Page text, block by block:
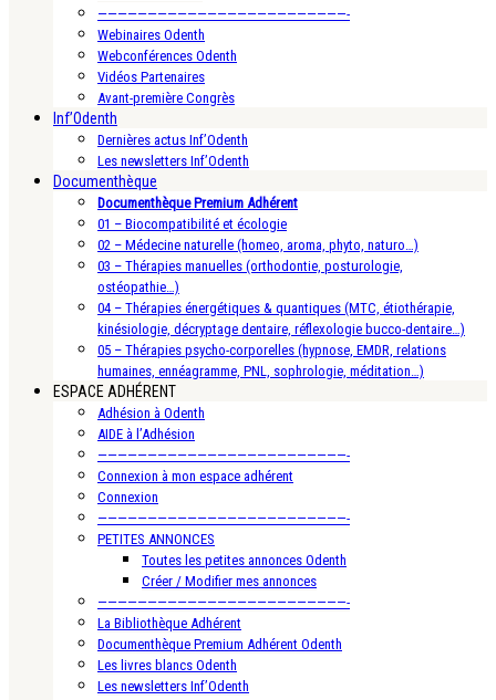
—————————————————————————-
Webinaires Odenth
Webconférences Odenth
Vidéos Partenaires
Avant-première Congrès
Inf’Odenth
Dernières actus Inf’Odenth
Les newsletters Inf’Odenth
Documenthèque
Documenthèque Premium Adhérent
01 – Biocompatibilité et écologie
02 – Médecine naturelle (homeo, aroma, phyto, naturo…)
03 – Thérapies manuelles (orthodontie, posturologie,
ostéopathie…)
04 – Thérapies énergétiques & quantiques (MTC, étiothérapie,
kinésiologie, décryptage dentaire, réflexologie bucco-dentaire…)
05 – Thérapies psycho-corporelles (hypnose, EMDR, relations
humaines, ennéagramme, PNL, sophrologie, méditation…)
ESPACE ADHÉRENT
Adhésion à Odenth
AIDE à l’Adhésion
—————————————————————————-
Connexion à mon espace adhérent
Connexion
—————————————————————————-
PETITES ANNONCES
Toutes les petites annonces Odenth
Créer / Modifier mes annonces
—————————————————————————-
La Bibliothèque Adhérent
Documenthèque Premium Adhérent Odenth
Les livres blancs Odenth
Les newsletters Inf’Odenth